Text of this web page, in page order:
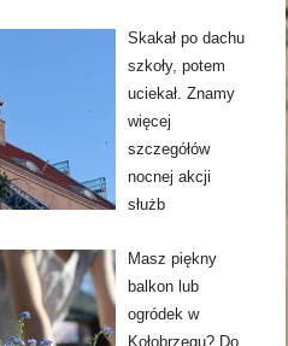
Skakał po dachu
szkoły, potem
uciekał. Znamy
więcej
szczegółów
nocnej akcji
służb
Masz piękny
balkon lub
ogródek w
Kołobrzegu? Do